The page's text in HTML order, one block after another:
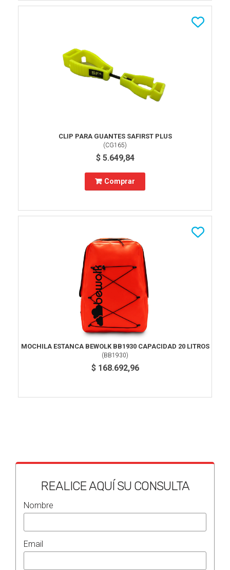
CLIP PARA GUANTES SAFIRST PLUS
(CG165)
$ 5.649,84
Comprar
MOCHILA ESTANCA BEWOLK BB1930 CAPACIDAD 20 LITROS
(BB1930)
$ 168.692,96
REALICE AQUÍ SU CONSULTA
Nombre
Email